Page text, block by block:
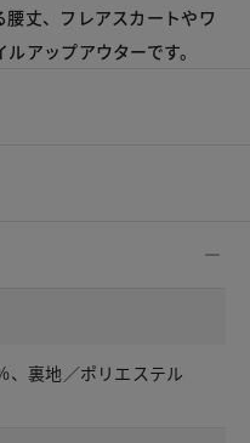
丈、フレアスカートやワ
アップアウターです。
、裏地／ポリエステル